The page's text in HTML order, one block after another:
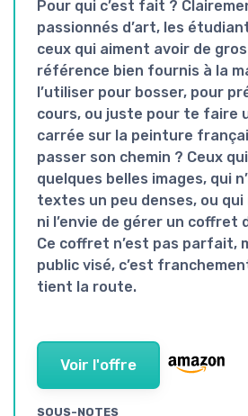
Pour qui c’est fait ?
passionnés d’art, les
ceux qui aiment avoir de
référence bien fournis à la
l’utiliser pour bosser, pour
cours, ou juste pour te faire
carrée sur la peinture
passer son chemin ? Ceux
quelques belles images, qui
textes un peu denses, ou qui
ni l’envie de gérer un coffret
Ce coffret n’est pas parfait,
public visé, c’est
tient la route.
Voir l'offre
SOUS-NOTES